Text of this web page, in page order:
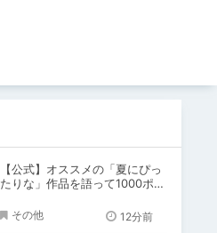
【公式】オススメの「夏にぴっ
たりな」作品を語って1000ポイ
その他 12分前